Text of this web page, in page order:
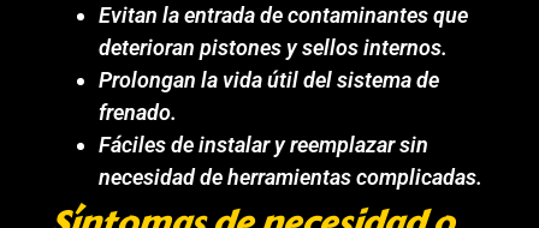
Evitan la entrada de contaminantes que
deterioran pistones y sellos internos.
Prolongan la vida útil del sistema de
frenado.
Fáciles de instalar y reemplazar sin
necesidad de herramientas complicadas.